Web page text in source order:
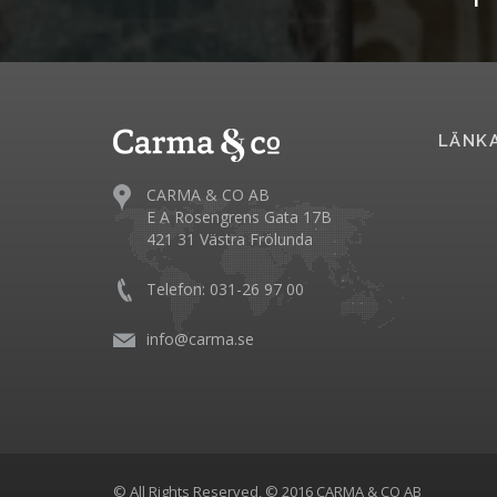
CARMA & CO AB
E A Rosengrens Gata 17B
421 31 Västra Frölunda
Telefon: 031-26 97 00
info@carma.se
© All Rights Reserved, © 2016 CARMA & CO AB